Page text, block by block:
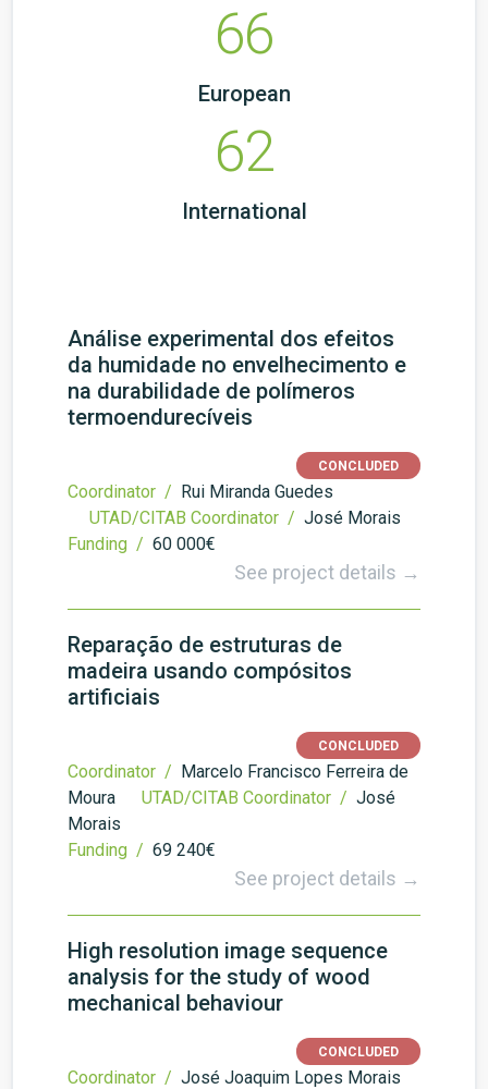
66
European
62
International
Análise experimental dos efeitos
da humidade no envelhecimento e
na durabilidade de polímeros
termoendurecíveis
CONCLUDED
Coordinator / Rui Miranda Guedes
UTAD/CITAB Coordinator / José Morais
Funding / 60 000€
See project details →
Reparação de estruturas de
madeira usando compósitos
artificiais
CONCLUDED
Coordinator / Marcelo Francisco Ferreira de
Moura
UTAD/CITAB Coordinator / José
Morais
Funding / 69 240€
See project details →
High resolution image sequence
analysis for the study of wood
mechanical behaviour
CONCLUDED
Coordinator / José Joaquim Lopes Morais